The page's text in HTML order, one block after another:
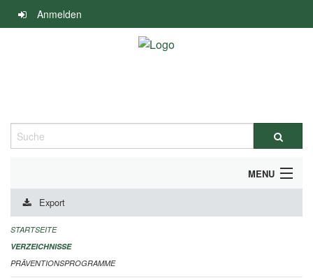
Navigation
überspringen
Anmelden
Suche
MENU
DURCHFÜHRUNG UND FINANZIERUNG
IMPRESSUM
Export
STARTSEITE
VERZEICHNISSE
PRÄVENTIONSPROGRAMME